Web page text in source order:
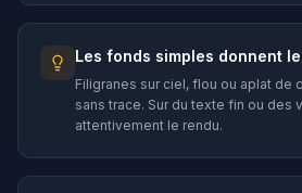
Les fonds simples donnent
Filigranes sur ciel, flou ou aplat de
sans trace. Sur du texte fin ou des
attentivement le rendu.